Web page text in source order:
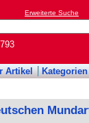
Erweiterte Suche
Artikel Kategorien